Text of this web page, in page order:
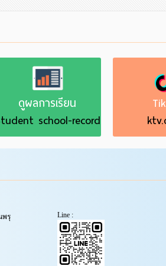
ดูผลการเรียน
school-record
พรุ
Line :